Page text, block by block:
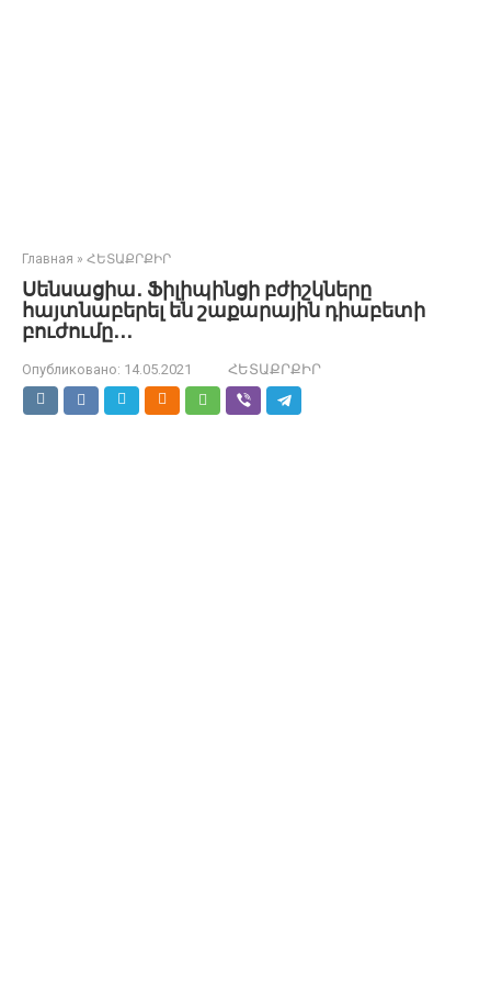
Главная » ՀԵՏԱՔՐՔԻՐ
Սենսացիա․ Ֆիլիպինցի բժիշկները
հայտնաբերել են շաքարային դիաբետի
բուժումը․․․
Опубликовано: 14.05.2021 ՀԵՏԱՔՐՔԻՐ